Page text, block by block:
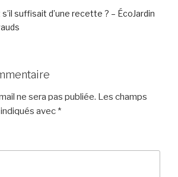
s’il suffisait d’une recette ? – ÉcoJardin
ne sera pas publiée. Les champs
avec *